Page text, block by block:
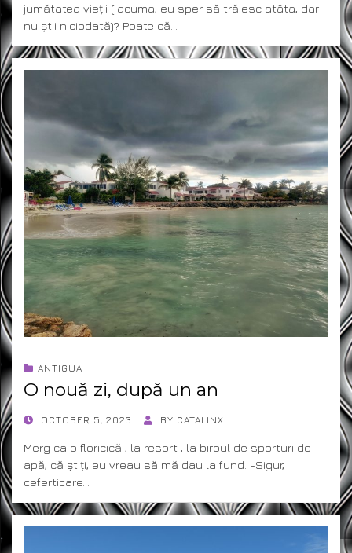
jumătatea vieții ( acuma, eu sper să trăiesc atâta, dar
nu știi niciodată)? Poate că…
ANTIGUA
O nouă zi, după un an
POSTEDOCTOBER 5, 2023 BY CATALINX
Merg ca o floricică , la resort , la biroul de sporturi de
apă, că știți, eu vreau să mă dau la fund. -Sigur,
ceferticare…